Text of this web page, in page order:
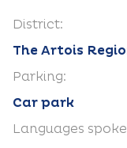
District:
The Artois
Parking:
Car park
Languages